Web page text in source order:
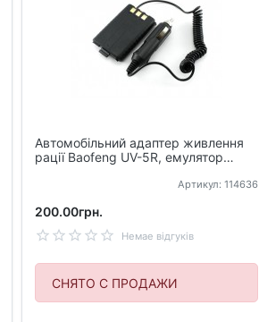
Автомобільний адаптер живлення
рації Baofeng UV-5R, емулятор
Артикул: 114636
200.00грн.
Немае відгуків
СНЯТО С ПРОДАЖИ